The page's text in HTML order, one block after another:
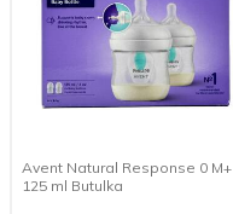
Avent Natural Response 0 M+
125 ml Butulka